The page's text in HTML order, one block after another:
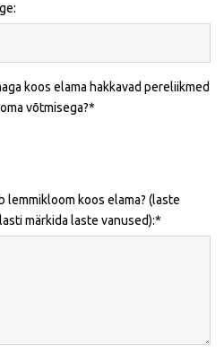
koos elama hakkavad pereliikmed
võtmisega?
koos elama? (laste
märkida laste vanused):